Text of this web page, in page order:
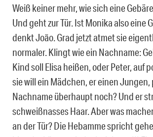
Weiß keiner mehr, wie sich eine
Und geht zur Tür. Ist Monika also eine
denkt João. Grad jetzt atmet sie
normaler. Klingt wie ein Nachname:
Kind soll Elisa heißen, oder Peter, auf
sie will ein Mädchen, er einen
Nachname überhaupt noch? Und er
schweißnasses Haar. Aber was
an der Tür? Die Hebamme spricht